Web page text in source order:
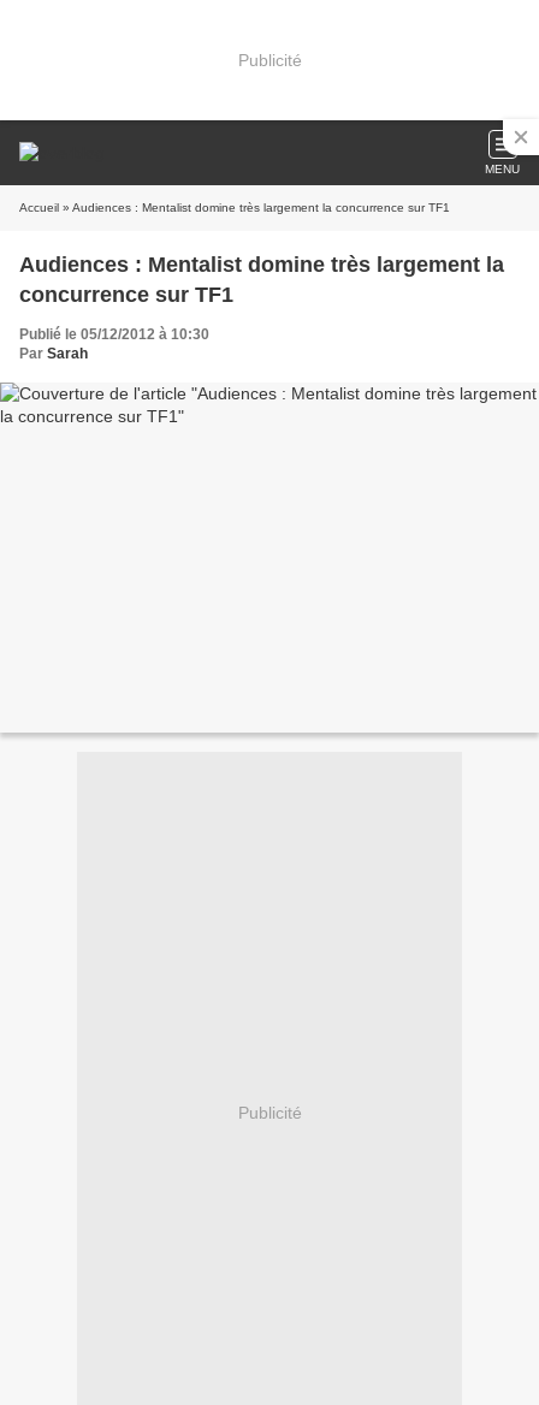
Publicité
MENU
Accueil » Audiences : Mentalist domine très largement la concurrence sur TF1
Audiences : Mentalist domine très largement la
concurrence sur TF1
Publié le 05/12/2012 à 10:30
Par Sarah
Publicité